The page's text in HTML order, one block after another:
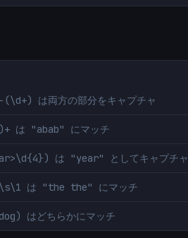
は両方の部分をキャプチャ
は "abab" にマッチ
は "year" としてキャプチャ
は "the the" にマッチ
はどちらかにマッチ